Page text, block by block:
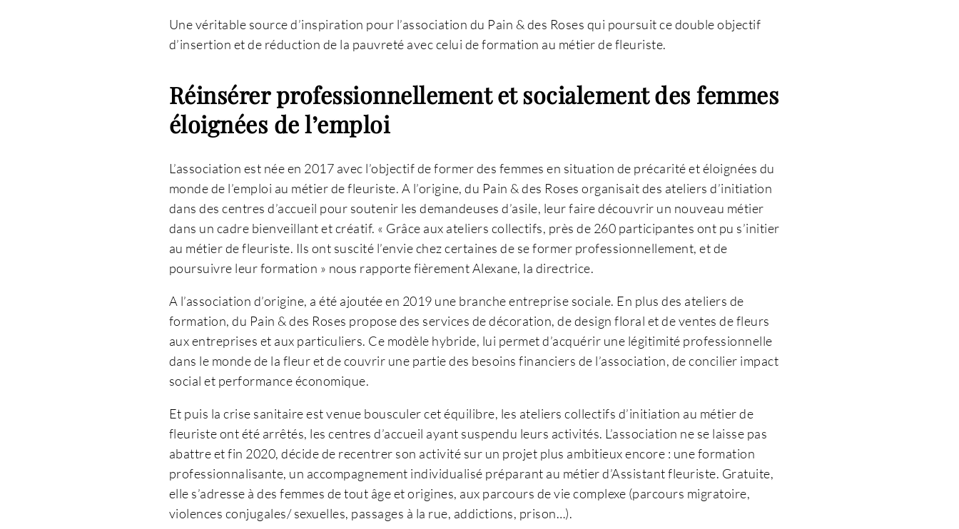
Une véritable source d’inspiration pour l’association du Pain & des Roses qui poursuit ce double objectif
d’insertion et de réduction de la pauvreté avec celui de formation au métier de fleuriste.
Réinsérer professionnellement et socialement des femmes
éloignées de l’emploi
L’association est née en 2017 avec l’objectif de former des femmes en situation de précarité et éloignées du
monde de l’emploi au métier de fleuriste. A l’origine, du Pain & des Roses organisait des ateliers d’initiation
dans des centres d’accueil pour soutenir les demandeuses d’asile, leur faire découvrir un nouveau métier
dans un cadre bienveillant et créatif. « Grâce aux ateliers collectifs, près de 260 participantes ont pu s’initier
au métier de fleuriste. Ils ont suscité l’envie chez certaines de se former professionnellement, et de
poursuivre leur formation » nous rapporte fièrement Alexane, la directrice.
A l’association d’origine, a été ajoutée en 2019 une branche entreprise sociale. En plus des ateliers de
formation, du Pain & des Roses propose des services de décoration, de design floral et de ventes de fleurs
aux entreprises et aux particuliers. Ce modèle hybride, lui permet d’acquérir une légitimité professionnelle
dans le monde de la fleur et de couvrir une partie des besoins financiers de l’association, de concilier impact
social et performance économique.
Et puis la crise sanitaire est venue bousculer cet équilibre, les ateliers collectifs d’initiation au métier de
fleuriste ont été arrêtés, les centres d’accueil ayant suspendu leurs activités. L’association ne se laisse pas
abattre et fin 2020, décide de recentrer son activité sur un projet plus ambitieux encore : une formation
professionnalisante, un accompagnement individualisé préparant au métier d’Assistant fleuriste. Gratuite,
elle s’adresse à des femmes de tout âge et origines, aux parcours de vie complexe (parcours migratoire,
violences conjugales/ sexuelles, passages à la rue, addictions, prison…).